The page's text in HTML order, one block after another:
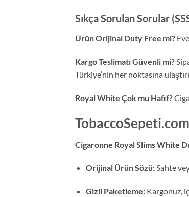
Sıkça Sorulan Sorular
Ürün Orijinal Duty Free mi?
Kargo Teslimatı Güvenli mi?
Türkiye’nin her noktasına
Royal White Çok mu Hafif?
Cigaronne Royal Slims White
Orijinal Ürün Sözü:Sahte
Gizli Paketleme:Kargonuz,